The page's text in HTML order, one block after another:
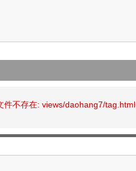
件不存在: views/daohang7/tag.html